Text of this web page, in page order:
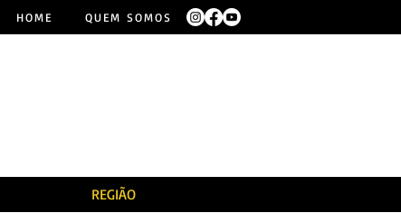
HOME QUEM SOMOS
REGIÃO